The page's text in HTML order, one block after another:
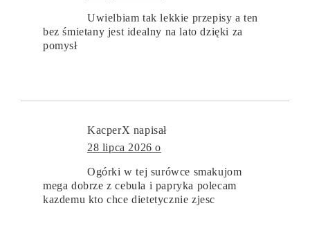
Uwielbiam tak lekkie przepisy a ten
bez śmietany jest idealny na lato dzięki za
pomysł
KacperX napisał
28 lipca 2026 o
Ogórki w tej surówce smakujom
mega dobrze z cebula i papryka polecam
kazdemu kto chce dietetycznie zjesc